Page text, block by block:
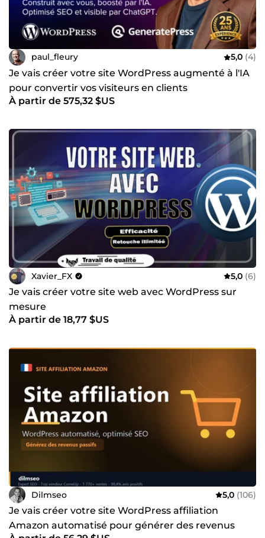
paul_fleury 5,0 (4)
Je vais créer votre site WordPress augmenté à l'IA
pour convertir vos visiteurs en clients
À partir de 575,32 $US
Xavier_FX 5,0 (6)
Je vais créer votre site web avec WordPress sur
mesure
À partir de 18,77 $US
Dilmseo 5,0 (106)
Je vais créer votre site WordPress affiliation
Amazon automatisé pour générer des revenus